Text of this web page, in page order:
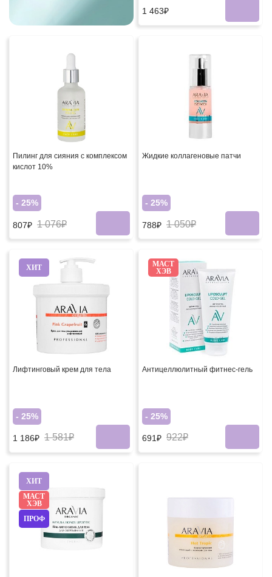
1 463₽
Пилинг для сияния с комплексом
кислот 10%
- 25%
807₽ 1 076₽
Жидкие коллагеновые патчи
- 25%
788₽ 1 050₽
ХИТ
Лифтинговый крем для тела
- 25%
1 186₽ 1 581₽
МАСТ
ХЭВ
Антицеллюлитный фитнес-гель
- 25%
691₽ 922₽
ХИТ
МАСТ
ХЭВ
ПРОФ